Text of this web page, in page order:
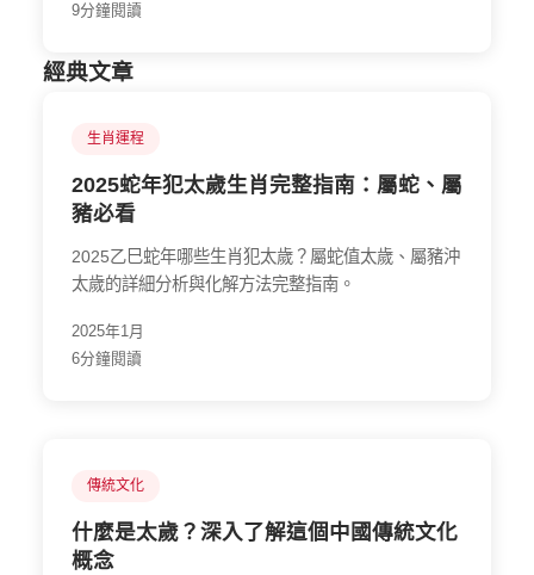
9分鐘閱讀
經典文章
生肖運程
2025蛇年犯太歲生肖完整指南：屬蛇、屬
豬必看
2025乙巳蛇年哪些生肖犯太歲？屬蛇值太歲、屬豬沖
太歲的詳細分析與化解方法完整指南。
2025年1月
6分鐘閱讀
傳統文化
什麼是太歲？深入了解這個中國傳統文化
概念